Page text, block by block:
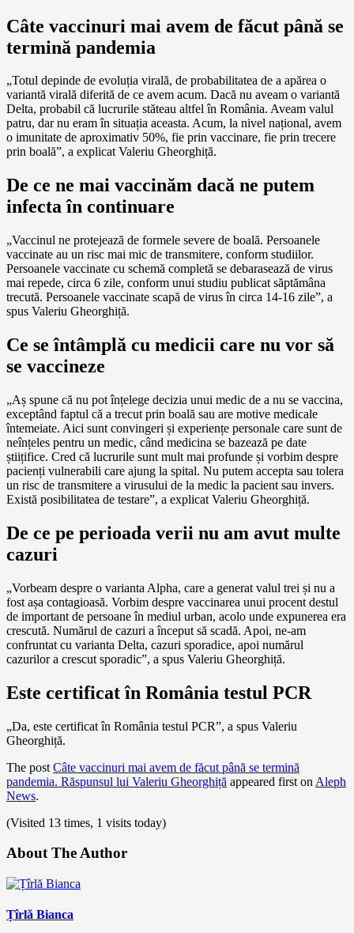
Câte vaccinuri mai avem de făcut până se
termină pandemia
„Totul depinde de evoluția virală, de probabilitatea de a apărea o
variantă virală diferită de ce avem acum. Dacă nu aveam o variantă
Delta, probabil că lucrurile stăteau altfel în România. Aveam valul
patru, dar nu eram în situația aceasta. Acum, la nivel național, avem
o imunitate de aproximativ 50%, fie prin vaccinare, fie prin trecere
prin boală”, a explicat Valeriu Gheorghiță.
De ce ne mai vaccinăm dacă ne putem
infecta în continuare
„Vaccinul ne protejează de formele severe de boală. Persoanele
vaccinate au un risc mai mic de transmitere, conform studiilor.
Persoanele vaccinate cu schemă completă se debarasează de virus
mai repede, circa 6 zile, conform unui studiu publicat săptămâna
trecută. Persoanele vaccinate scapă de virus în circa 14-16 zile”, a
spus Valeriu Gheorghiță.
Ce se întâmplă cu medicii care nu vor să
se vaccineze
„Aș spune că nu pot înțelege decizia unui medic de a nu se vaccina,
exceptând faptul că a trecut prin boală sau are motive medicale
întemeiate. Aici sunt convingeri și experiențe personale care sunt de
neînțeles pentru un medic, când medicina se bazează pe date
știițifice. Cred că lucrurile sunt mult mai profunde și vorbim despre
pacienți vulnerabili care ajung la spital. Nu putem accepta sau tolera
un risc de transmitere a virusului de la medic la pacient sau invers.
Există posibilitatea de testare”, a explicat Valeriu Gheorghiță.
De ce pe perioada verii nu am avut multe
cazuri
„Vorbeam despre o varianta Alpha, care a generat valul trei și nu a
fost așa contagioasă. Vorbim despre vaccinarea unui procent destul
de important de persoane în mediul urban, acolo unde expunerea era
crescută. Numărul de cazuri a început să scadă. Apoi, ne-am
confruntat cu varianta Delta, cazuri sporadice, apoi numărul
cazurilor a crescut sporadic”, a spus Valeriu Gheorghiță.
Este certificat în România testul PCR
„Da, este certificat în România testul PCR”, a spus Valeriu
Gheorghiță.
The post Câte vaccinuri mai avem de făcut până se termină
pandemia. Răspunsul lui Valeriu Gheorghiță appeared first on Aleph
News.
(Visited 13 times, 1 visits today)
About The Author
Țîrlă Bianca